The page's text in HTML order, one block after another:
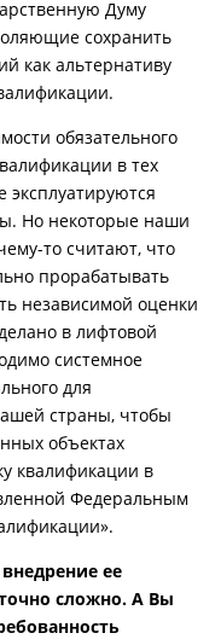
Думу
сохранить
как альтернативу
обязательного
в тех
эксплуатируются
Но некоторые наши
то считают, что
прорабатывать
независимой оценки
в лифтовой
системное
для
страны, чтобы
объектах
квалификации в
Федеральным
ее
сложно. А Вы